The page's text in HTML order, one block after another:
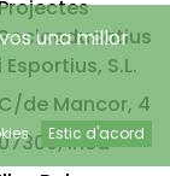
Socioeducatius
i Esportius, S.L.
C/de Mancor, 4
Inca
una millor
Estic d'acord